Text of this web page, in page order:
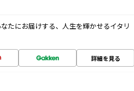
たにお届けする、人生を輝かせるイタリ
詳細を見る